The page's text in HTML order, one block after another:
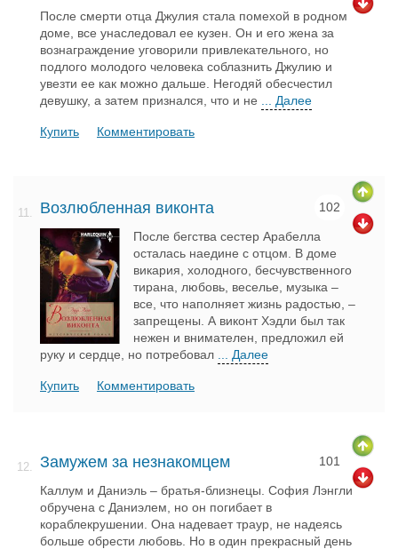
После смерти отца Джулия стала помехой в родном
доме, все унаследовал ее кузен. Он и его жена за
вознаграждение уговорили привлекательного, но
подлого молодого человека соблазнить Джулию и
увезти ее как можно дальше. Негодяй обесчестил
девушку, а затем признался, что и не
... Далее
Купить Комментировать
11. Возлюбленная виконта 102
После бегства сестер Арабелла
осталась наедине с отцом. В доме
викария, холодного, бесчувственного
тирана, любовь, веселье, музыка –
все, что наполняет жизнь радостью, –
запрещены. А виконт Хэдли был так
нежен и внимателен, предложил ей
руку и сердце, но потребовал
... Далее
Купить Комментировать
12. Замужем за незнакомцем 101
Каллум и Даниэль – братья-близнецы. София Лэнгли
обручена с Даниэлем, но он погибает в
кораблекрушении. Она надевает траур, не надеясь
больше обрести любовь. Но в один прекрасный день